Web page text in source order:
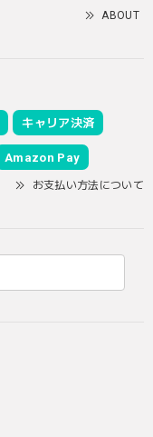
ABOUT
キャリア決済
Amazon Pay
お支払い方法について